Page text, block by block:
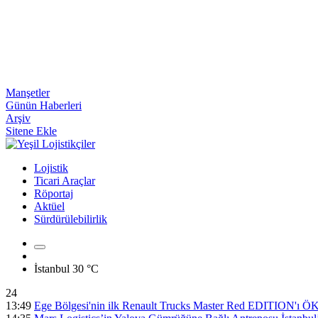
Manşetler
Günün Haberleri
Arşiv
Sitene Ekle
Lojistik
Ticari Araçlar
Röportaj
Aktüel
Sürdürülebilirlik
İstanbul 30 °C
24
13:49 Ege Bölgesi'nin ilk Renault Trucks Master Red EDITION'ı